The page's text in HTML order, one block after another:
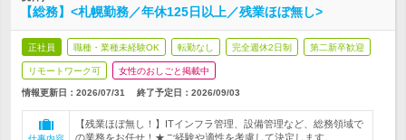
【総務】<札幌勤務／年休125日以上／残業ほぼ無し>
正社員 職種・業種未経験OK 転勤なし 完全週休2日制 第二新卒歓迎
リモートワーク可 女性のおしごと掲載中
情報更新日：2026/07/31 終了予定日： 2026/09/03
【残業ほぼ無し！】ITインフラ管理、設備管理など、総務領域で
の業務をお任せ！★ご経験や適性を考慮して決定します。